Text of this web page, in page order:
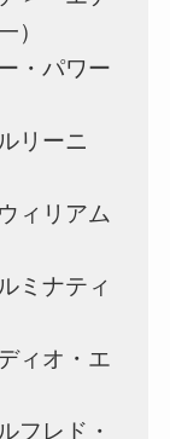
）
・パワー
リーニ
ィリアム
ミナティ
ィオ・エ
フレド・